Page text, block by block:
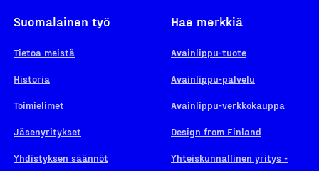
Suomalainen työ
Tietoa meistä
Historia
Toimielimet
Jäsenyritykset
Yhdistyksen säännöt
Hae merkkiä
Avainlippu-tuote
Avainlippu-palvelu
Avainlippu-verkkokauppa
Design from Finland
Yhteiskunnallinen yritys -